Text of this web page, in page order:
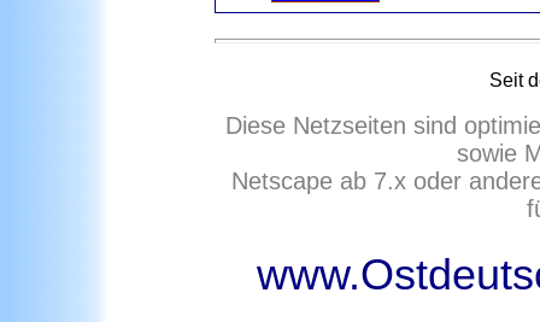
Seit
Diese Netzseiten sind
sowie
Netscape ab 7.x oder